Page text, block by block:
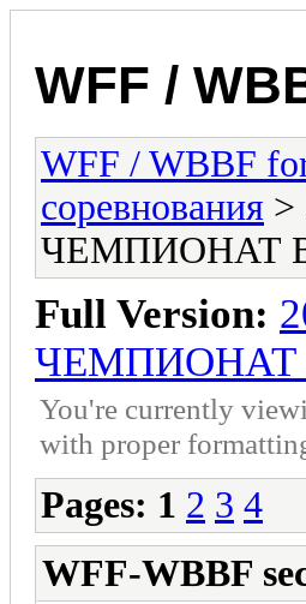
WFF /
WFF / WBBF
соревнования
ЧЕМПИОНАТ
Full Version:
ЧЕМПИОНАТ
You're currently
with proper
Pages: 1 2 3 4
WFF-WBBF